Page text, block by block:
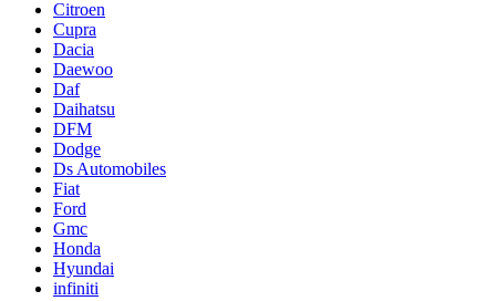
Citroen
Cupra
Dacia
Daewoo
Daf
Daihatsu
DFM
Dodge
Ds Automobiles
Fiat
Ford
Gmc
Honda
Hyundai
infiniti